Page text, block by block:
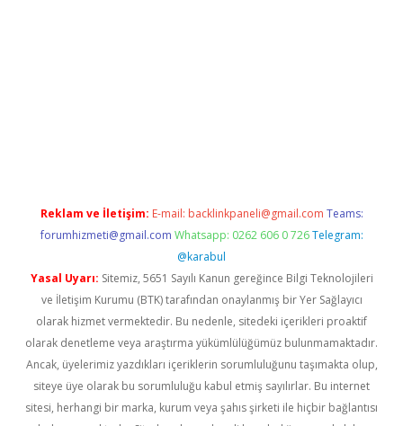
Reklam ve İletişim: E-mail: backlinkpaneli@gmail.com Teams:
forumhizmeti@gmail.com Whatsapp: 0262 606 0 726 Telegram:
@karabul
Yasal Uyarı: Sitemiz, 5651 Sayılı Kanun gereğince Bilgi Teknolojileri
ve İletişim Kurumu (BTK) tarafından onaylanmış bir Yer Sağlayıcı
olarak hizmet vermektedir. Bu nedenle, sitedeki içerikleri proaktif
olarak denetleme veya araştırma yükümlülüğümüz bulunmamaktadır.
Ancak, üyelerimiz yazdıkları içeriklerin sorumluluğunu taşımakta olup,
siteye üye olarak bu sorumluluğu kabul etmiş sayılırlar. Bu internet
sitesi, herhangi bir marka, kurum veya şahıs şirketi ile hiçbir bağlantısı